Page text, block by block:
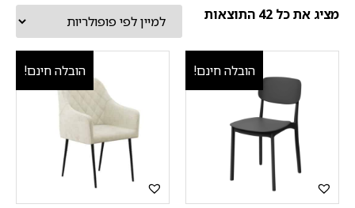
מציג את כל 42 התוצאות
הובלה חינם! הובלה חינם!